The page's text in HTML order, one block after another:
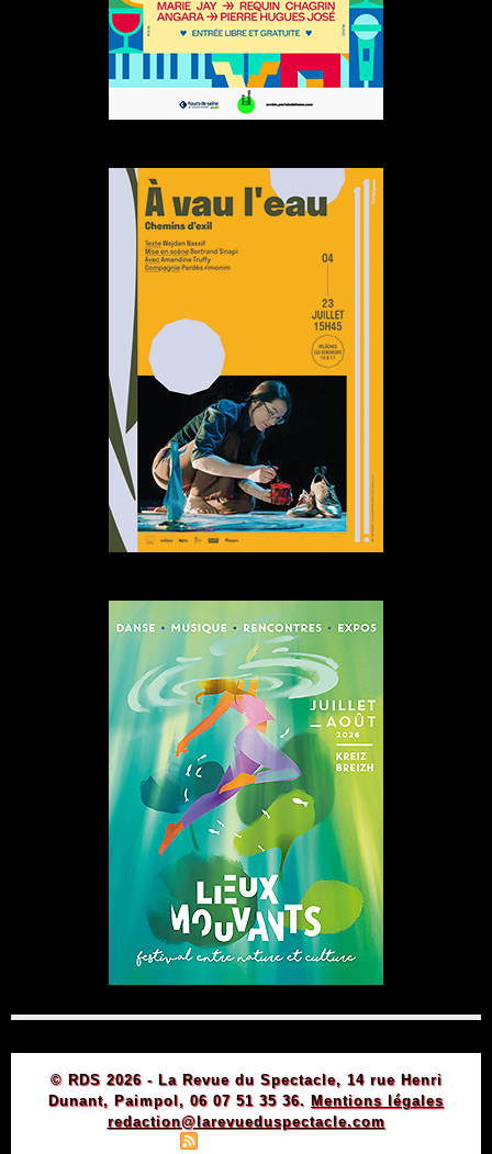
© RDS 2026 - La Revue du Spectacle, 14 rue Henri
Dunant, Paimpol, 06 07 51 35 36. Mentions légales
redaction@larevueduspectacle.com